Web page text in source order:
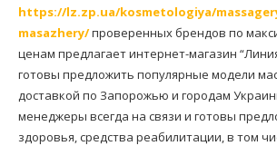
https://lz.zp.ua/kosmetologiya/
masazhery/проверенных брендов по
ценам предлагает интернет-магазин
готовы предложить популярные модели
доставкой по Запорожью и городам
менеджеры всегда на связи и готовы
здоровья, средства реабилитации, в том